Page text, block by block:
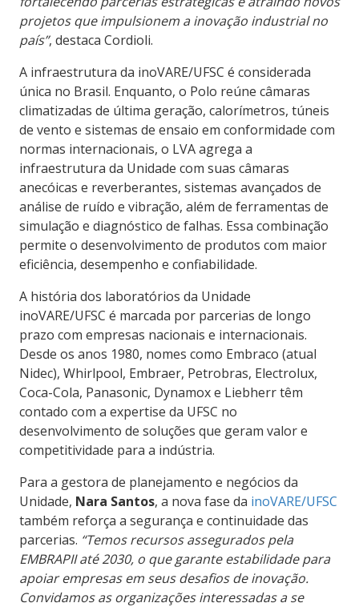
projetos que impulsionem a inovação industrial no
país”, destaca Cordioli.
A infraestrutura da inoVARE/UFSC é considerada
única no Brasil. Enquanto, o Polo reúne câmaras
climatizadas de última geração, calorímetros, túneis
de vento e sistemas de ensaio em conformidade com
normas internacionais, o LVA agrega a
infraestrutura da Unidade com suas câmaras
anecóicas e reverberantes, sistemas avançados de
análise de ruído e vibração, além de ferramentas de
simulação e diagnóstico de falhas. Essa combinação
permite o desenvolvimento de produtos com maior
eficiência, desempenho e confiabilidade.
A história dos laboratórios da Unidade
inoVARE/UFSC é marcada por parcerias de longo
prazo com empresas nacionais e internacionais.
Desde os anos 1980, nomes como Embraco (atual
Nidec), Whirlpool, Embraer, Petrobras, Electrolux,
Coca-Cola, Panasonic, Dynamox e Liebherr têm
contado com a expertise da UFSC no
desenvolvimento de soluções que geram valor e
competitividade para a indústria.
Para a gestora de planejamento e negócios da
Unidade, Nara Santos, a nova fase da inoVARE/UFSC
também reforça a segurança e continuidade das
parcerias. “Temos recursos assegurados pela
EMBRAPII até 2030, o que garante estabilidade para
apoiar empresas em seus desafios de inovação.
Convidamos as organizações interessadas a se